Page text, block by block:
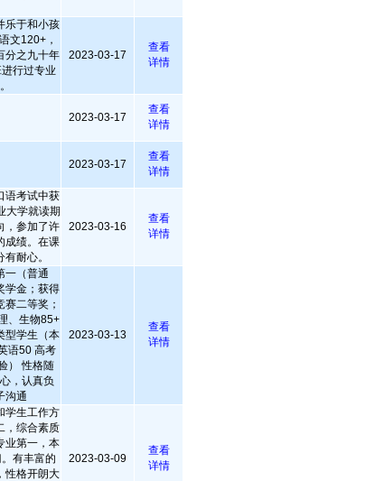
乐于和小孩
文120+，
分之九十年
行过专业
2023-03-17
查看
详情
2023-03-17
查看
详情
2023-03-17
查看
详情
语考试中获
大学就读期
，参加了许
成绩。在课
耐心。
2023-03-16
查看
详情
一（普通
学金；获得
二等奖；
、生物85+
型学生（本
语50 高考
） 性格随
，认真负
沟通
2023-03-13
查看
详情
学生工作方
，综合素质
业第一，本
有丰富的
性格开朗大
2023-03-09
查看
详情